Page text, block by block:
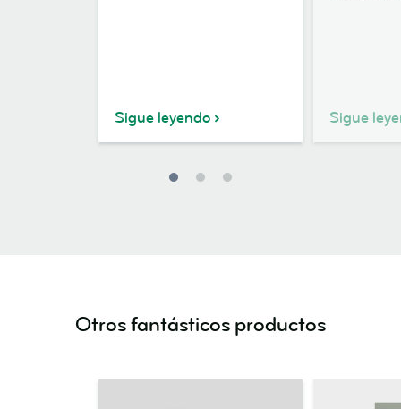
Sigue leyendo Sigue
Otros fantásticos productos